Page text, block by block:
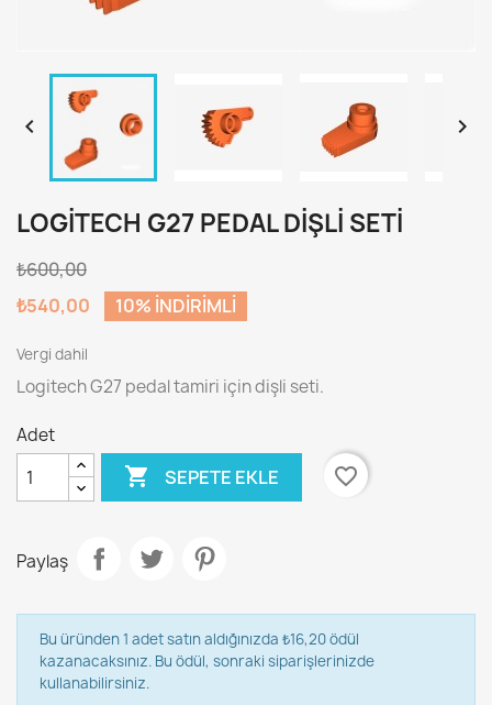
 
LOGITECH G27 PEDAL DIŞLI SETI
₺600,00
₺540,00
10% INDIRIMLI
Vergi dahil
Logitech G27 pedal tamiri için dişli seti.
Adet
 SEPETE EKLE favorite_border
Paylaş
Bu üründen 1 adet satın aldığınızda ₺16,20 ödül
kazanacaksınız. Bu ödül, sonraki siparişlerinizde
kullanabilirsiniz.